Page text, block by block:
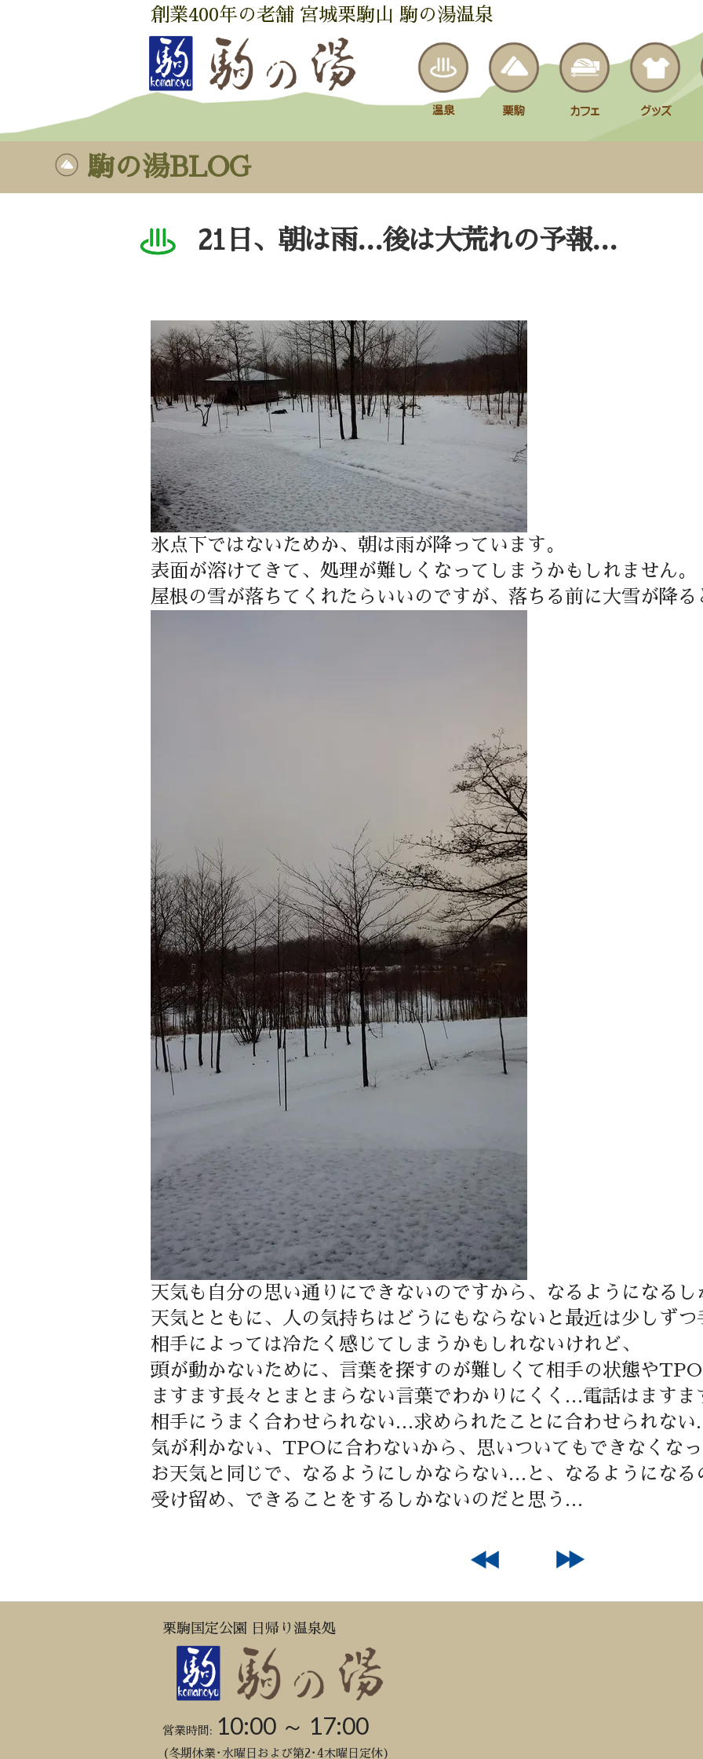
創業400年の老舗 宮城栗駒山 駒の湯温泉
駒の湯BLOG
21日、朝は雨…後は大荒れの予報…
氷点下ではないためか、朝は雨が降っています。
表面が溶けてきて、処理が難しくなってしまうかもしれません。
屋根の雪が落ちてくれたらいいのですが、落ちる前に大雪が降
天気も自分の思い通りにできないのですから、なるようになる
天気とともに、人の気持ちはどうにもならないと最近は少しず
相手によっては冷たく感じてしまうかもしれないけれど、
頭が動かないために、言葉を探すのが難しくて相手の状態や
ますます長々とまとまらない言葉でわかりにくく…電話はます
相手にうまく合わせられない…求められたことに合わせられな
気が利かない、TPOに合わないから、思いついてもできなくな
お天気と同じで、なるようにしかならない…と、なるようになる
受け留め、できることをするしかないのだと思う…
栗駒国定公園 日帰り温泉処
営業時間: 10:00 ～ 17:00
(冬期休業･水曜日および第2･4木曜日定休)